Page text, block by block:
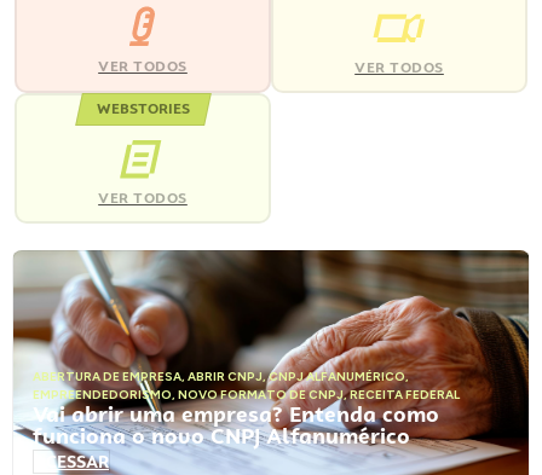
VER TODOS VER TODOS
WEBSTORIES
VER TODOS
ABERTURA DE EMPRESA, ABRIR CNPJ,CNPJ ALFANUMÉRICO,
EMPREENDEDORISMO, NOVO FORMATO DE CNPJ,RECEITA FEDERAL
Vai abrir uma empresa? Entenda como
funciona o novo CNPJ Alfanumérico
ACESSAR